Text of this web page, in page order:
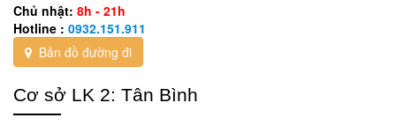
Chủ nhật: 8h - 21h
Hotline : 0932.151.911
Bản đồ đường đi
Cơ sở LK 2: Tân Bình